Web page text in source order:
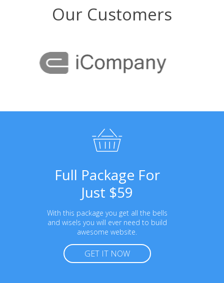
Our Customers
Full Package For
Just $59
With this package you get all the bells
and wisels you will ever need to build
awesome website.
GET IT NOW